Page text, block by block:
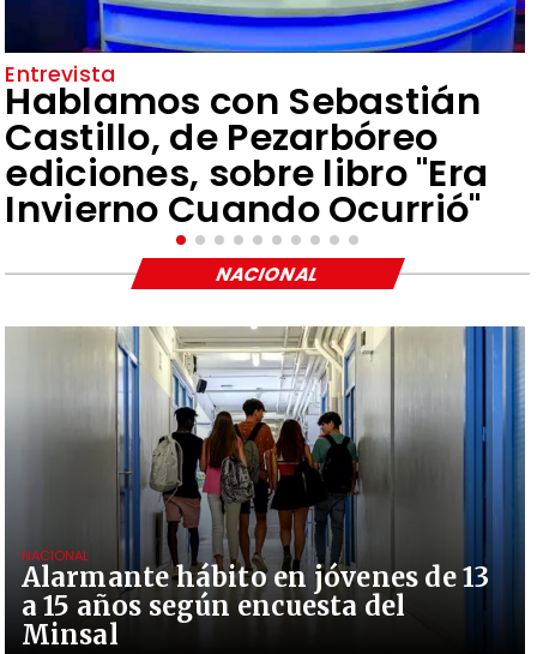
Entrevista
Hablamos con Sebastián
Castillo, de Pezarbóreo
ediciones, sobre libro "Era
Invierno Cuando Ocurrió"
Alarmante hábito en jóvenes de 13
a 15 años según encuesta del
Minsal
NACIONAL
NACIONAL